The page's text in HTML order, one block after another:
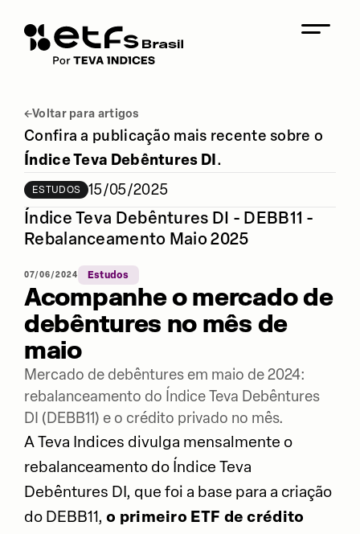
Voltar para artigos
Confira a publicação mais recente sobre o
Índice Teva Debêntures DI .
ESTUDOS 15/05/2025
Índice Teva Debêntures DI - DEBB11 -
Rebalanceamento Maio 2025
07/06/2024 Estudos
Acompanhe o mercado de
debêntures no mês de
maio
Mercado de debêntures em maio de 2024:
rebalanceamento do Índice Teva Debêntures
DI (DEBB11) e o crédito privado no mês.
A Teva Indices divulga mensalmente o
rebalanceamento do Índice Teva
Debêntures DI, que foi a base para a criação
do DEBB11, o primeiro ETF de crédito